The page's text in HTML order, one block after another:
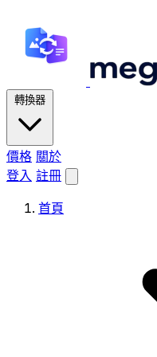
轉換器
價格 關於
登入 註冊
首頁